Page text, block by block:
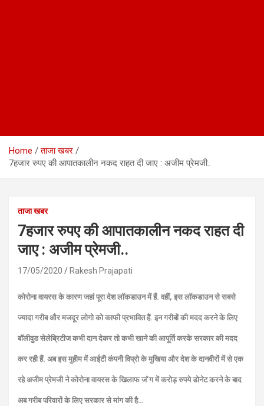
Home
ताजा खबर
7हजार रुपए की आपातकालीन नकद राहत दी जाए : अजीम प्रेमजी..
ताजा खबर
7हजार रुपए की आपातकालीन नकद राहत दी
जाए : अजीम प्रेमजी..
17/05/2020 Rakesh Prajapati
कोरोना वायरस के कारण जहां पूरा देश लॉकडाउन में हैं. वहीं, इस लॉकडाउन से सबसे
ज्यादा गरीब और मजदूर लोगो को काफी प्रभावित हैं. इन गरीबों की मदद करने के लिए
बॉलीवुड सेलेब्रिटीज कभी दान देकर तो कभी खाने की आपूर्ति करके सरकार की मदद
कर रही हैं. अब इस मुहीम में आईटी कंपनी विप्रो के मुखिया और देश के दानवीरों में से एक
रहे अजीम प्रेमजी ने कोरोना वायरस के खिलाफ जं’ग में करोड़ रुपये डोनेट करने के बाद
अब गरीब परिवारों के लिए सरकार से मांग की है…